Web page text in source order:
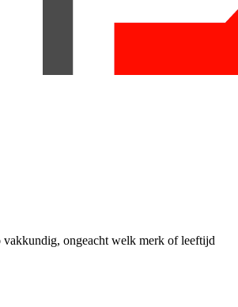
vakkundig, ongeacht welk merk of leeftijd